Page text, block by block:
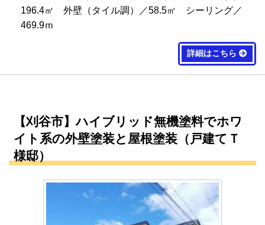
196.4㎡ 外壁（タイル調）／58.5㎡ シーリング／
469.9ｍ
詳細はこちら
【刈谷市】ハイブリッド無機塗料でホワ
イト系の外壁塗装と屋根塗装（戸建てＴ
様邸）